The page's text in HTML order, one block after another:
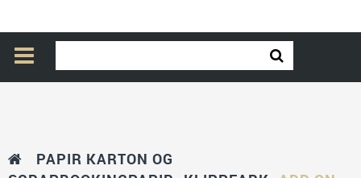
PAPIR KARTON OG